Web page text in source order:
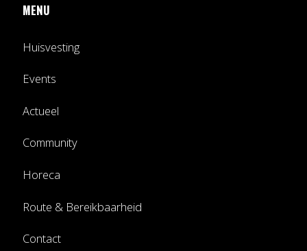
MENU
Huisvesting
Events
Actueel
Community
Horeca
Route & Bereikbaarheid
Contact